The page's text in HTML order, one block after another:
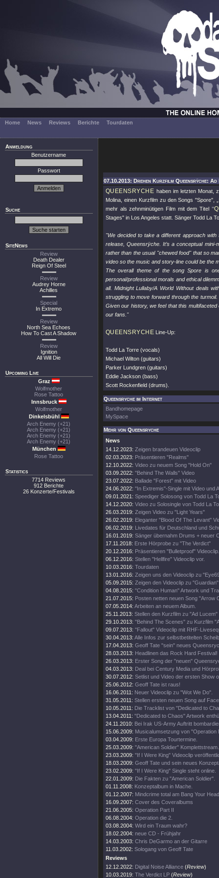
Home News Reviews Berichte Tourdaten
Anmeldung
Benutzername
Passwort
Suche
SiteNews
Review
Death Dealer
Reign Of Steel
Review
Audrey Horne
Achilles
Special
In Extremo
Review
North Sea Echoes
How To Cast A Shadow
Review
Ignition
All Will Die
Upcoming Live
Graz
Wolfmother
Rose Tattoo
Innsbruck
Wolfmother
Dinkelsbühl
Arch Enemy (+21)
Arch Enemy (+21)
Arch Enemy (+21)
Arch Enemy (+21)
München
Rose Tattoo
Statistics
7714 Reviews
912 Berichte
26 Konzerte/Festivals
07.10.2013: Drehen Kurzfilm Queensrÿche: Ad
QUEENSRYCHE haben im letzten Monat,
Molina, einen Kurzfilm zu den Songs "Spore",
mehr als zehnminütigen Film mit dem Titel "
Stages" in Los Angeles statt. Sänger Todd La
"We decided to take a different approach
release, Queensrÿche. It’s a conceptual
rather than the usual "chewed food" that so
video so the music and story-line could be the
The overall theme of the song Spore is
personal/professional morals and ethical
all. Midnight Lullaby/A World Without deals
struggling to move forward through the
Given our history, we feel that this
our fans."
QUEENSRYCHE Line-Up:
Todd La Torre (vocals)
Michael Wilton (guitars)
Parker Lundgren (guitars)
Eddie Jackson (bass)
Scott Rockenfield (drums).
Queensryche im Internet
Bandhomepage
MySpace
Mehr von Queensryche
News
14.12.2023: Zeigen brandeuen Videoclip
02.03.2023: Präsentieren "Realms"
12.10.2022: Video zu neuem Song "Hold On"
03.09.2022: "Behind The Walls" Video
23.07.2022: Ballade "Forest" mit Video
24.06.2022: "In Extremis"-Single mit Video und
09.01.2021: Speediger Solosong von Todd La
14.12.2020: Video zu Solosingle von Todd La
26.03.2019: Zeigen Video zu "Light Years"
26.02.2019: Eleganter "Blood Of The Levant"
06.02.2019: Livedates für Deutschland und
16.01.2019: Sänger übernahm Drums + neuer
17.11.2018: Erste Hörprobe zu "The Verdict"
20.12.2016: Präsentieren "Bulletproof" Videoclip.
06.12.2016: Stellen "Hellfire" Videoclip vor.
10.03.2016: Tourdaten
13.01.2016: Zeigen uns den Videoclip zu
05.09.2015: Zeigen den Videoclip zu
04.08.2015: "Condition Human" Artwork und
21.07.2015: Posten netten neuen Song "Arrow
07.05.2014: Arbeiten an neuem Album.
25.11.2013: Stellen den Kurzfilm zu "Ad Lucem"
29.10.2013: "Behind The Scenes" zu Kurzfilm
09.07.2013: "Fallout" Videoclip mit RHF-
30.04.2013: Alle Infos zur selbstbetitelten
17.04.2013: Geoff Tate "sein" neues
28.03.2013: Headlinen das Rock Hard Festival!
26.03.2013: Erster Song der "neuen"
04.03.2013: Deal bei Century Media und
30.07.2012: Setlist und Video der ersten Show
25.06.2012: Geoff Tate ist raus!
16.06.2011: Neuer Videoclip zu "Wot We Do".
31.05.2011: Stellen ersten neuen Song auf
10.05.2011: Die Tracklist von "Dedicated to
13.04.2011: "Dedicated to Chaos" Artwork
24.11.2010: Bei Irak US-Army Auftritt
15.06.2009: Musicalumsetzung von "Operation
03.04.2009: Erste Europa Tourtermine.
25.03.2009: "American Soldier" Komplettstream.
23.03.2009: "If I Were King" Videoclip
18.03.2009: Geoff Tate und sein neues
23.02.2009: "If I Were King" Single steht online.
22.01.2009: Die Fakten zu "American Soldier".
01.11.2008: Konzeptalbum in Mache.
01.12.2007: Mindcrime total am Bang Your
16.09.2007: Cover des Coveralbums
21.06.2005: Operation Part II
06.08.2004: Operation die 2.
03.08.2004: Wird ein Traum wahr?
18.02.2004: neue CD - Frühjahr
14.03.2003: Chris DeGarmo an der Gitarre
11.03.2002: Sologang von Geoff Tate
Reviews
12.12.2022: Digital Noise Alliance (Review)
10.03.2019: The Verdict LP (Review)